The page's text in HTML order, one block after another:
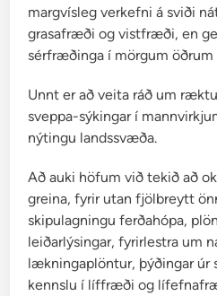
margvísleg verkefni á sviði
grasafræði og vistfræði, en
sérfræðinga í mörgum
Unnt er að veita ráð um
sveppa-sýkingar í
nýtingu landssvæða.
Að auki höfum við tekið að
greina, fyrir utan fjölbreytt
skipulagningu ferðahópa,
leiðarlýsingar, fyrirlestra um
lækningaplöntur, þýðingar úr
kennslu í líffræði og